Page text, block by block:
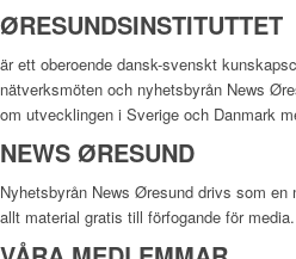
ØRESUNDSINSTITUTTET
är ett oberoende dansk-svenskt
nätverksmöten och nyhetsbyrån News
om utvecklingen i Sverige och Danmark
NEWS ØRESUND
Nyhetsbyrån News Øresund drivs som
allt material gratis till förfogande för media.